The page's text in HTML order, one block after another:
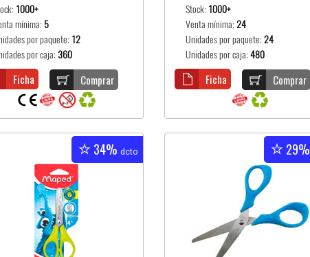
1000+
mínima: 5
por paquete: 12
por caja:360
Comprar
Ficha
Stock: 1000+
Venta mínima: 24
Unidades por paquete: 24
Unidades por caja: 480
Comprar
Ficha
34% dcto 29%